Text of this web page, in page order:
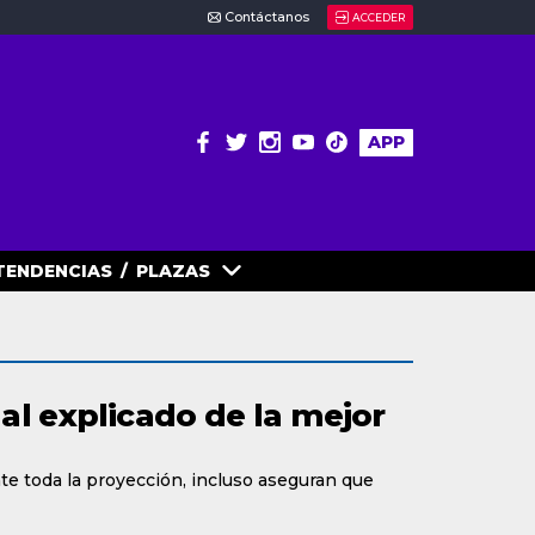
Contáctanos ACCEDER
APP
/ PLAZAS
explicado de la mejor
toda la proyección, incluso aseguran que